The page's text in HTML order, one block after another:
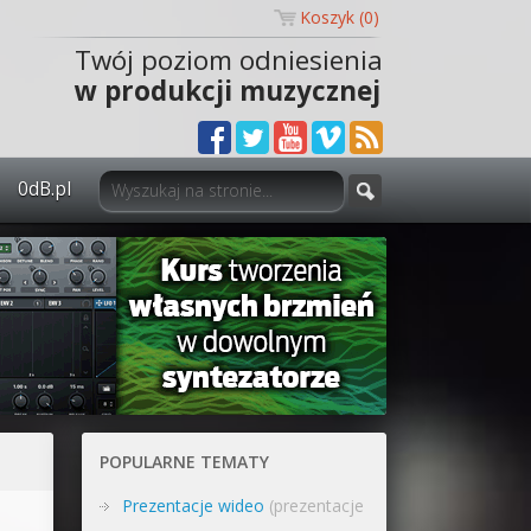
Koszyk (0)
Twój poziom odniesienia
w produkcji muzycznej
0dB.pl
0dB.pl - informacje
Newsletter
Materiały dla mediów
Archiwum aktualności
POPULARNE TEMATY
Prezentacje wideo (prezentacje